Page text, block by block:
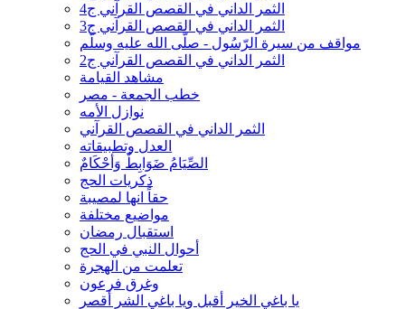
الثمر الداني في القصص القرآني ج4
الثمر الداني في القصص القرآني ج3
مواقف من سيرة الرّسُول - صلّى الله عليه وسلّم
الثمر الداني في القصص القرآني ج2
مشاهد القيامة
خطب الجمعة - مصر
نوازل الأمه
الثمر الداني في القصص القرآني
العدل وتطبيقاته
الصِّيَامُ ضَوَابِطٌ وَأحْكَامٌ
ذكريات الحج
حقاً انها لمصيبة
مواضيع مختلفة
استقبال رمضان
أحوال النبي في الحج
تعلمت من الهجرة
وغرق فرعون
يا باغي الخير أقبل ويا باغي الشر أقصر